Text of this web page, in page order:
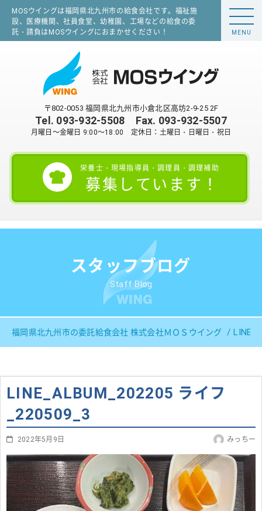
MOSウイングは福岡県北九州市の給食会社です。福祉施
設、医療機関、社員食堂、幼稚園、工場などの給食の委
託・請負はMOSウイングにおまかせください！
〒802-0053 福岡県北九州市小倉北区高坊2-9-25 2F
Tel. 093-932-5508 Fax. 093-932-5507
月曜日～金曜日 9:00～18:00 定休日：土曜日・日曜日・祝日
栄養士・現場指導員・調理員・調理補助
募集しています！
MENU
スタッフブログ
Staff Blog
福岡県北九州市の委託給食会社 株式会社ＭＯＳウイング
LINE_ALBUM_202205 ライフ
_220509_3
2022年5月9日 みっちー